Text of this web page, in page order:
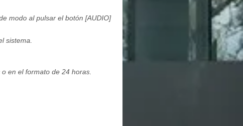
modo al pulsar el botón [AUDIO]
sistema.
en el formato de 24 horas.